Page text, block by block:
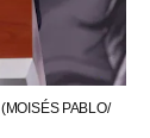
(MOISÉS PABLO/